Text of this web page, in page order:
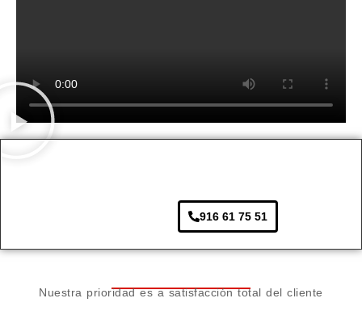
916 61 75 51
Nuestra prioridad es a satisfacción total del cliente